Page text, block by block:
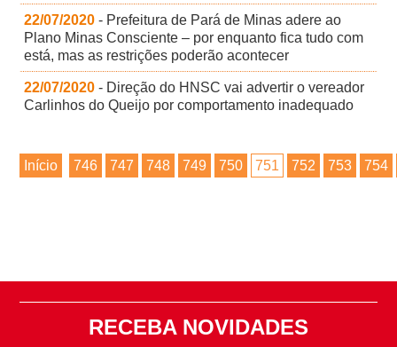
22/07/2020 - Prefeitura de Pará de Minas adere ao
Plano Minas Consciente – por enquanto fica tudo com
está, mas as restrições poderão acontecer
22/07/2020 - Direção do HNSC vai advertir o vereador
Carlinhos do Queijo por comportamento inadequado
Início 746 747 748 749 750 751 752 753 754
RECEBA NOVIDADES